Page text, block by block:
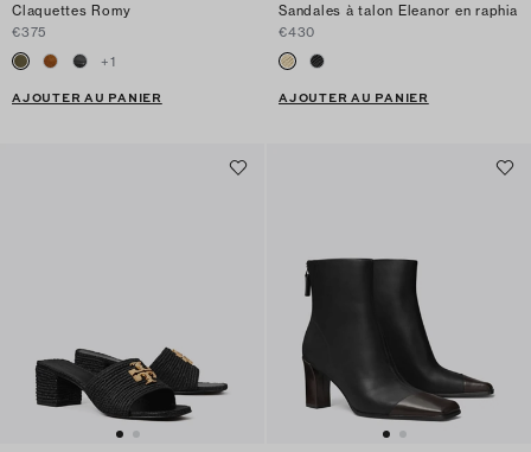
Claquettes Romy
€375
+1
AJOUTER AU PANIER
Sandales à talon Eleanor en raphia
€430
AJOUTER AU PANIER